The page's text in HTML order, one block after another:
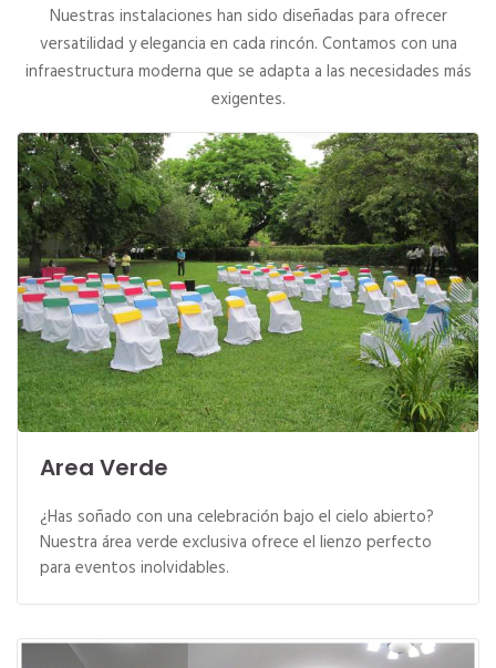
Nuestras instalaciones han sido diseñadas para ofrecer
versatilidad y elegancia en cada rincón. Contamos con una
infraestructura moderna que se adapta a las necesidades más
exigentes.
Area Verde
¿Has soñado con una celebración bajo el cielo abierto?
Nuestra área verde exclusiva ofrece el lienzo perfecto
para eventos inolvidables.